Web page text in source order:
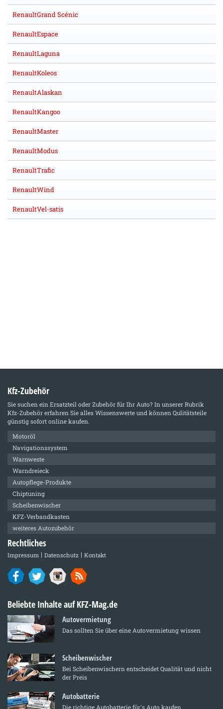
RenaultGrand Scénic
RenaultEspace
RenaultLaguna
RenaultKoleos
RenaultAlaskan
RenaultKangoo
RenaultMaster
RenaultModus
RenaultTrafic
RenaultWind
RenaultVel-satis
Kfz-Zubehör
Sie suchen ein Ersatzteil oder Zubehör für Ihr Auto? In unserer Rubrik
Kfz-Zubehörerfahren Sie alles Wissenswerte und können Qulitätsteile
günstig sofort online kaufen.
Motoröl
Navigationssystem
Warnweste
Warndreieck
Autopflege-Produkte
Chiptuning
Scheibenwischer
KFZ-Verbandkasten
weiteres Autozubehör
Rechtliches
Impressum Datenschutz Kontakt
Beliebte Inhalte auf KFZ-Mag.de
Autovermietung
Das sollten Sie über eine Autovermietung wissen
Scheibenwischer
Bei Scheibenwischern entscheidet Qualität und nicht
der Preis
Autobatterie
Die richtige Autobatterie für's Auto kaufen